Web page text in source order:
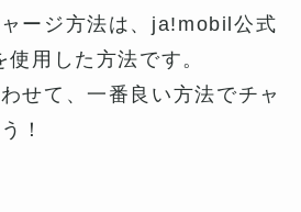
ージ方法は、ja!mobil公式
用した方法です。
せて、一番良い方法でチャ
！